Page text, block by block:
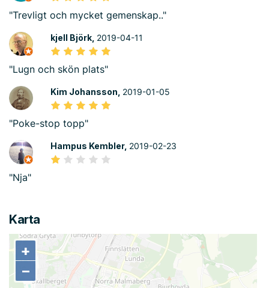
"Trevligt och mycket gemenskap.."
kjell Björk, 2019-04-11
"Lugn och skön plats"
Kim Johansson, 2019-01-05
"Poke-stop topp"
Hampus Kembler, 2019-02-23
"Nja"
Karta
+
−
+
−